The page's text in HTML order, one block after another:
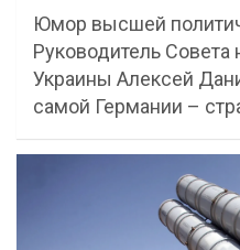
Юмор высшей
Руководитель Совета
Украины Алексей
самой Германии –